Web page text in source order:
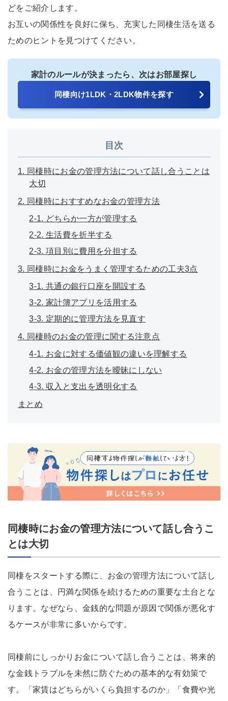
どをご紹介します。
お互いの関係性を良好に保ち、充実した同棲生活を送る
ためのヒントを見つけてください。
家計のルールが決まったら、次はお部屋探し
同棲向け1LDK・2LDK物件を探す
目次
1. 同棲時にお金の管理方法について話し合うことは
大切
2. 同棲時におすすめなお金の管理方法
2-1. どちらか一方が管理する
2-2. 生活費を折半する
2-3. 項目別に費用を分担する
3. 同棲時にお金をうまく管理するための工夫3点
3-1. 共通の銀行口座を開設する
3-2. 家計簿アプリを活用する
3-3. 定期的に管理方法を見直す
4. 同棲時のお金の管理に関する注意点
4-1. お金に対する価値観の違いを理解する
4-2. お金の管理方法を曖昧にしない
4-3. 収入と支出を透明化する
まとめ
同棲時にお金の管理方法について話し合うこ
とは大切
同棲をスタートする際に、お金の管理方法について話し
合うことは、円満な関係を続けるための重要な土台とな
ります。なぜなら、金銭的な問題が原因で関係が悪化す
るケースが非常に多いからです。
同棲前にしっかりお金について話し合うことは、将来的
な金銭トラブルを未然に防ぐための基本的な有効策で
す。「家賃はどちらがいくら負担するのか」「食費や光